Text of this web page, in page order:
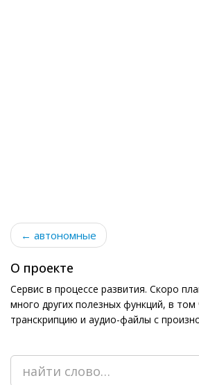
← автономные
О проекте
Сервис в процессе развития. Скоро
много других полезных функций, в
транскрипцию и аудио-файлы с